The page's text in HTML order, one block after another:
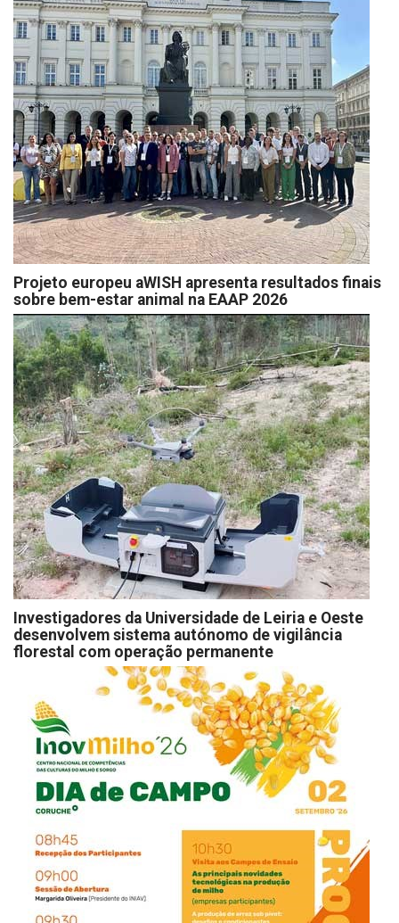
Projeto europeu aWISH apresenta resultados finais
sobre bem-estar animal na EAAP 2026
Investigadores da Universidade de Leiria e Oeste
desenvolvem sistema autónomo de vigilância
florestal com operação permanente